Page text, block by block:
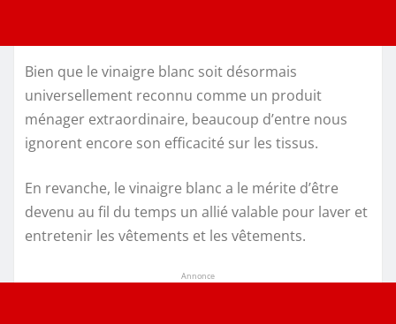
Bien que le vinaigre blanc soit désormais
universellement reconnu comme un produit
ménager extraordinaire, beaucoup d’entre nous
ignorent encore son efficacité sur les tissus.
En revanche, le vinaigre blanc a le mérite d’être
devenu au fil du temps un allié valable pour laver et
entretenir les vêtements et les vêtements.
Annonce